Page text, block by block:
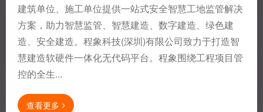
建筑单位、施工单位提供一站式安全智慧工地监管解决
方案，助力智慧监管、智慧建造、数字建造、绿色建
造、安全建造。程象科技(深圳)有限公司致力于打造智
慧建造软硬件一体化无代码平台。程象围绕工程项目管
控的全生...
查看更多